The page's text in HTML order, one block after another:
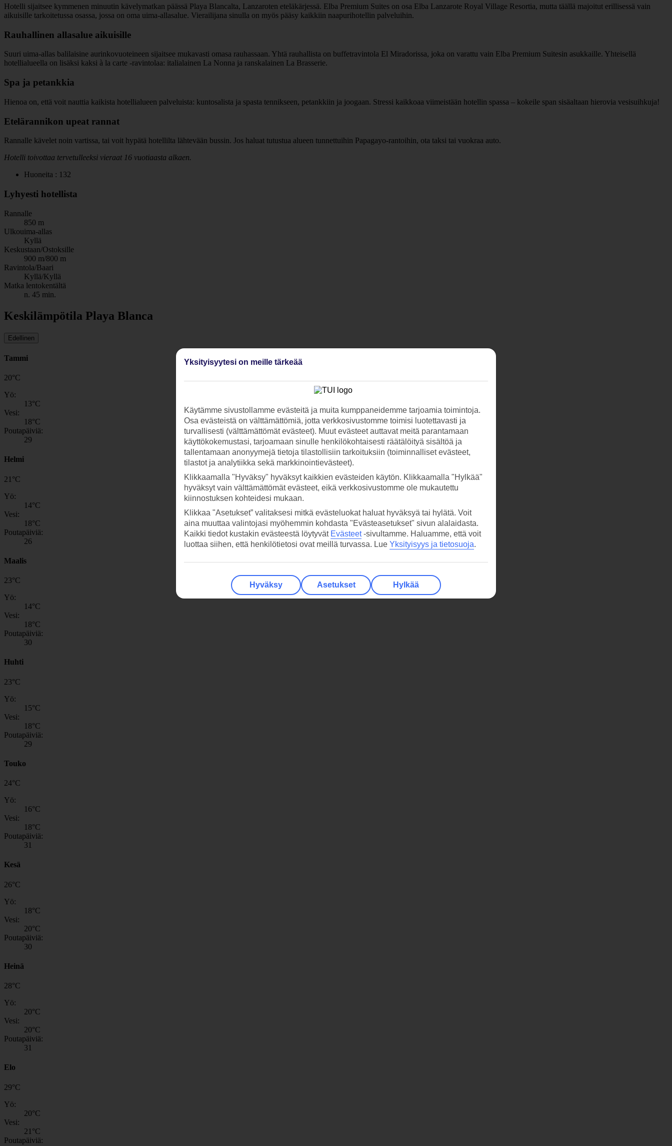
Hotelli sijaitsee kymmenen minuutin kävelymatkan päässä Playa Blancalta, Lanzaroten eteläkärjessä. Elba Premium Suites on osa Elba Lanzarote Royal Village Resortia, mutta täällä majoitut erillisessä vain
aikuisille tarkoitetussa osassa, jossa on oma uima-allasalue. Vierailijana sinulla on myös pääsy kaikkiin naapurihotellin palveluihin.
Rauhallinen allasalue aikuisille
Suuri uima-allas balilaisine aurinkovuoteineen sijaitsee mukavasti omasa rauhassaan. Yhtä rauhallista on buffetravintola El Miradorissa, joka on varattu vain Elba Premium Suitesin asukkaille. Yhteisellä
hotellialueella on lisäksi kaksi à la carte -ravintolaa: italialainen La Nonna ja ranskalainen La Brasserie.
Spa ja petankkia
Hienoa on, että voit nauttia kaikista hotellialueen palveluista: kuntosalista ja spasta tennikseen, petankkiin ja joogaan. Stressi kaikkoaa viimeistään hotellin spassa – kokeile span sisäaltaan hierovia vesisuihkuja!
Etelärannikon upeat rannat
Rannalle kävelet noin vartissa, tai voit hypätä hotellilta lähtevään bussin. Jos haluat tutustua alueen tunnettuihin Papagayo-rantoihin, ota taksi tai vuokraa auto.
Hotelli toivottaa tervetulleeksi vieraat 16 vuotiaasta alkaen.
Huoneita : 132
Lyhyesti hotellista
Rannalle
850 m
Ulkouima-allas
Kyllä
Keskustaan/Ostoksille
900 m/800 m
Ravintola/Baari
Kyllä/Kyllä
Matka lentokentältä
n. 45 min.
Keskilämpötila Playa Blanca
Edellinen
Tammi
20°C
Yö:
13°C
Vesi:
18°C
Poutapäiviä:
29
Helmi
21 °C
Yö:
14°C
Vesi:
18°C
Poutapäiviä:
26
Maalis
23°C
Yö:
14°C
Vesi:
18°C
Poutapäiviä:
30
Huhti
23°C
Yö:
15°C
Vesi:
18°C
Poutapäiviä:
29
Touko
24°C
Yö:
16°C
Vesi:
18°C
Poutapäiviä:
31
Kesä
26°C
Yö:
18°C
Vesi:
20°C
Poutapäiviä:
30
Heinä
28°C
Yö:
20°C
Vesi:
20°C
Poutapäiviä:
31
Elo
29°C
Yö:
20°C
Vesi:
21 °C
Poutapäiviä:
Yksityisyytesi on meille tärkeää
Käytämme sivustollamme evästeitä ja muita kumppaneidemme tarjoamia toimintoja.
Osa evästeistä on välttämättömiä, jotta verkkosivustomme toimisi luotettavasti ja
turvallisesti (välttämättömät evästeet). Muut evästeet auttavat meitä parantamaan
käyttökokemustasi, tarjoamaan sinulle henkilökohtaisesti räätälöityä sisältöä ja
tallentamaan anonyymejä tietoja tilastollisiin tarkoituksiin (toiminnalliset evästeet,
tilastot ja analytiikka sekä markkinointievästeet).
Klikkaamalla "Hyväksy" hyväksyt kaikkien evästeiden käytön. Klikkaamalla "Hylkää"
hyväksyt vain välttämättömät evästeet, eikä verkkosivustomme ole mukautettu
kiinnostuksen kohteidesi mukaan.
Klikkaa "Asetukset” valitaksesi mitkä evästeluokat haluat hyväksyä tai hylätä. Voit
aina muuttaa valintojasi myöhemmin kohdasta "Evästeasetukset" sivun alalaidasta.
Kaikki tiedot kustakin evästeestä löytyvät Evästeet-sivultamme. Haluamme, että voit
luottaa siihen, että henkilötietosi ovat meillä turvassa. Lue Yksityisyys ja tietosuoja.
Hyväksy Asetukset Hylkää